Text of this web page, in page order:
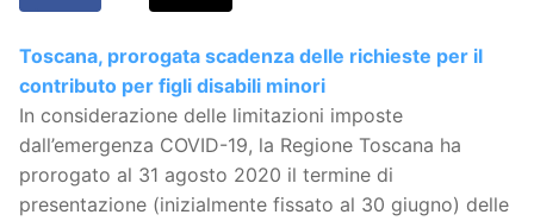
Toscana, prorogata scadenza delle richieste per il
contributo per figli disabili minori
In considerazione delle limitazioni imposte
dall’emergenza COVID-19, la Regione Toscana ha
prorogato al 31 agosto 2020 il termine di
presentazione (inizialmente fissato al 30 giugno) delle